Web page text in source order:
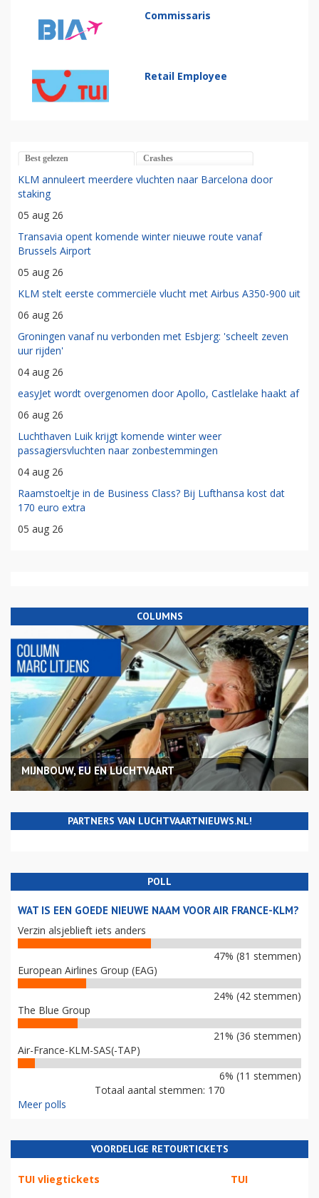
Commissaris
Retail Employee
Best gelezen Crashes
KLM annuleert meerdere vluchten naar Barcelona door
staking
05 aug 26
Transavia opent komende winter nieuwe route vanaf
Brussels Airport
05 aug 26
KLM stelt eerste commerciële vlucht met Airbus A350-900 uit
06 aug 26
Groningen vanaf nu verbonden met Esbjerg: 'scheelt zeven
uur rijden'
04 aug 26
easyJet wordt overgenomen door Apollo, Castlelake haakt af
06 aug 26
Luchthaven Luik krijgt komende winter weer
passagiersvluchten naar zonbestemmingen
04 aug 26
Raamstoeltje in de Business Class? Bij Lufthansa kost dat
170 euro extra
05 aug 26
COLUMNS
MIJNBOUW, EU EN LUCHTVAART
PARTNERS VAN LUCHTVAARTNIEUWS.NL!
POLL
WAT IS EEN GOEDE NIEUWE NAAM VOOR AIR FRANCE-KLM?
Verzin alsjeblieft iets anders
47% (81 stemmen)
European Airlines Group (EAG)
24% (42 stemmen)
The Blue Group
21% (36 stemmen)
Air-France-KLM-SAS(-TAP)
6% (11 stemmen)
Totaal aantal stemmen: 170
Meer polls
VOORDELIGE RETOURTICKETS
TUI vliegtickets TUI